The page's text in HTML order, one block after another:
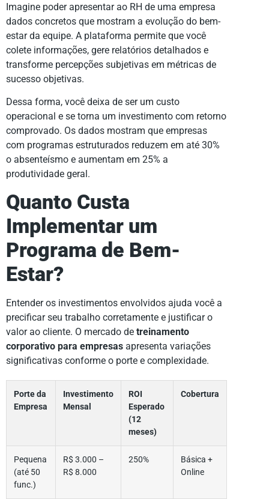
Imagine poder apresentar ao RH de uma empresa
dados concretos que mostram a evolução do bem-
estar da equipe. A plataforma permite que você
colete informações, gere relatórios detalhados e
transforme percepções subjetivas em métricas de
sucesso objetivas.
Dessa forma, você deixa de ser um custo
operacional e se torna um investimento com retorno
comprovado. Os dados mostram que empresas
com programas estruturados reduzem em até 30%
o absenteísmo e aumentam em 25% a
produtividade geral.
Quanto Custa
Implementar um
Programa de Bem-
Estar?
Entender os investimentos envolvidos ajuda você a
precificar seu trabalho corretamente e justificar o
valor ao cliente. O mercado de treinamento
corporativo para empresas apresenta variações
significativas conforme o porte e complexidade.
Porte da
Empresa
Investimento
Mensal
ROI
Esperado
(12
meses)
Cobertura
Pequena
(até 50
func.)
R$ 3.000 –
R$ 8.000
250%
Básica +
Online